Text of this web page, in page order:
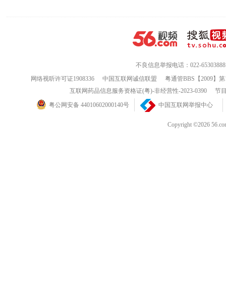
不良信息举报电话：022-65303888
网络视听许可证1908336
中国互联网诚信联盟
粤通管BBS【2009】
互联网药品信息服务资格证(粤)-非经营性-2023-0390
节
粤公网安备 44010602000140号
中国互联网举报中心
Copyright ©2026